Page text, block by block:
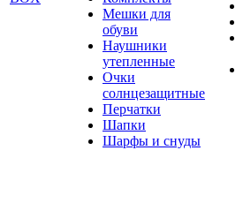
Мешки для
обуви
Наушники
утепленные
Очки
солнцезащитные
Перчатки
Шапки
Шарфы и снуды